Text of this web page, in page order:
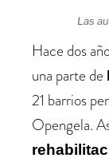
Las
Hace dos
una parte de
21 barrios
Opengela.